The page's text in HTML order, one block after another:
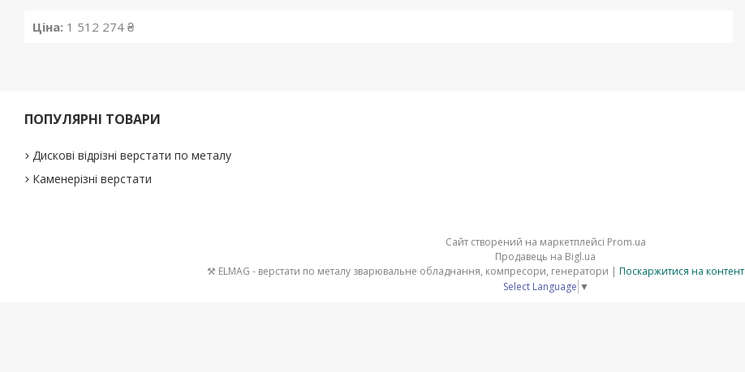
Ціна: 1 512 274 ₴
ПОПУЛЯРНІ ТОВАРИ
Дискові відрізні верстати по металу
Каменерізні верстати
Сайт створений на маркетплейсі Prom.ua
Продавець на Bigl.ua
Поскаржитися на контент
Select Language ▼